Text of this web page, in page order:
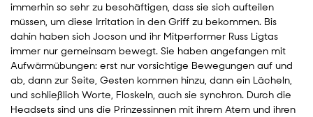
immerhin so sehr zu beschäftigen, dass sie sich aufteilen
müssen, um diese Irritation in den Griff zu bekommen. Bis
dahin haben sich Jocson und ihr Mitperformer Russ Ligtas
immer nur gemeinsam bewegt. Sie haben angefangen mit
Aufwärmübungen: erst nur vorsichtige Bewegungen auf und
ab, dann zur Seite, Gesten kommen hinzu, dann ein Lächeln,
und schließlich Worte, Floskeln, auch sie synchron. Durch die
Headsets sind uns die Prinzessinnen mit ihrem Atem und ihren